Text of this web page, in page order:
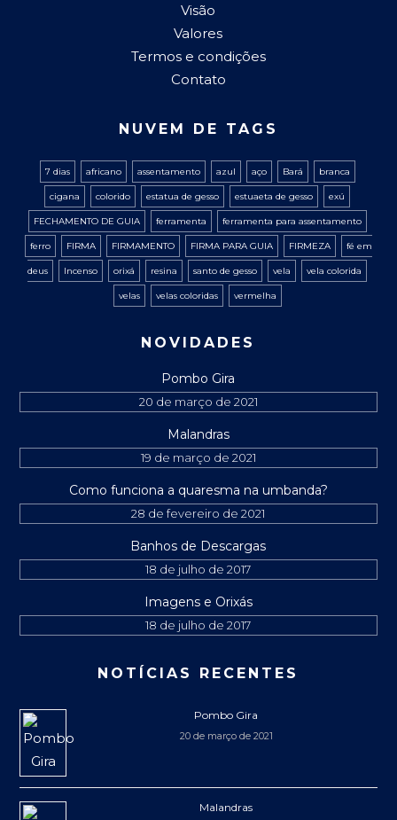
Visão
Valores
Termos e condições
Contato
NUVEM DE TAGS
7 dias africano assentamento azul aço Bará branca
cigana colorido estatua de gesso estuaeta de gesso exú
FECHAMENTO DE GUIA ferramenta ferramenta para assentamento
ferro FIRMA FIRMAMENTO FIRMA PARA GUIA FIRMEZA fé em
deus Incenso orixá resina santo de gesso vela vela colorida
velas velas coloridas vermelha
NOVIDADES
Pombo Gira
20 de março de 2021
Malandras
19 de março de 2021
Como funciona a quaresma na umbanda?
28 de fevereiro de 2021
Banhos de Descargas
18 de julho de 2017
Imagens e Orixás
18 de julho de 2017
NOTÍCIAS RECENTES
Pombo Gira
20 de março de 2021
Malandras